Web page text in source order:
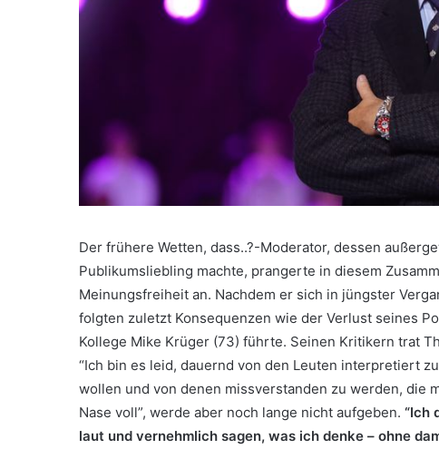
Der frühere Wetten, dass..?-Moderator, dessen
Publikumsliebling machte, prangerte in diesem
Meinungsfreiheit an. Nachdem er sich in jüngster
folgten zuletzt Konsequenzen wie der Verlust seines
Kollege Mike Krüger (73) führte. Seinen Kritikern trat
“Ich bin es leid, dauernd von den Leuten interpretiert
wollen und von denen missverstanden zu werden, die
Nase voll”, werde aber noch lange nicht aufgeben. “Ich
laut und vernehmlich sagen, was ich denke – ohne